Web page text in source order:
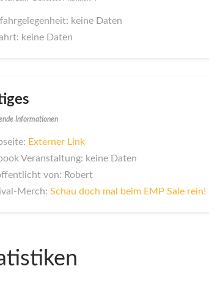
keine Daten
keine Daten
Informationen
Externer Link
Veranstaltung: keine Daten
von: Robert
Merch: Schau doch mal beim EMP Sale rein!